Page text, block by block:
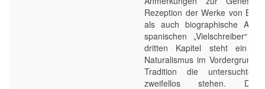
Rezeption der Werke von
als auch biographische
spanischen „Vielschreiber“
dritten Kapitel steht ein
Naturalismus im Vordergrund,
Tradition die untersuchten
zweifellos stehen.